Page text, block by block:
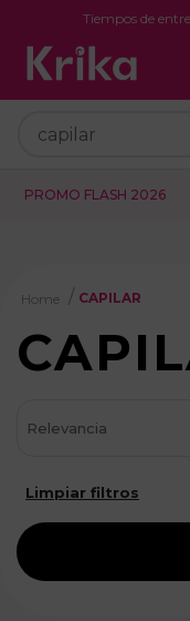
Tiempos de
PROMO FLASH 2026
CAPILAR
Relevancia